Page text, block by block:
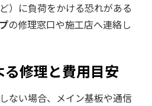
）に負荷をかける恐れがある
の修理窓口や施工店へ連絡し
修理と費用目安
ない場合、メイン基板や通信